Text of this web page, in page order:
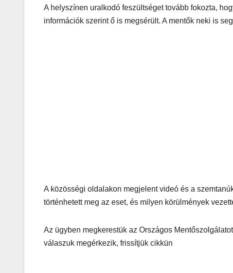
A helyszínen uralkodó feszültséget tovább fokozta,
információk szerint ő is megsérült. A mentők neki is
A közösségi oldalakon megjelent videó és a
történhetett meg az eset, és milyen körülmények
Az ügyben megkerestük az Országos
válaszuk megérkezik, frissítjük cikkün